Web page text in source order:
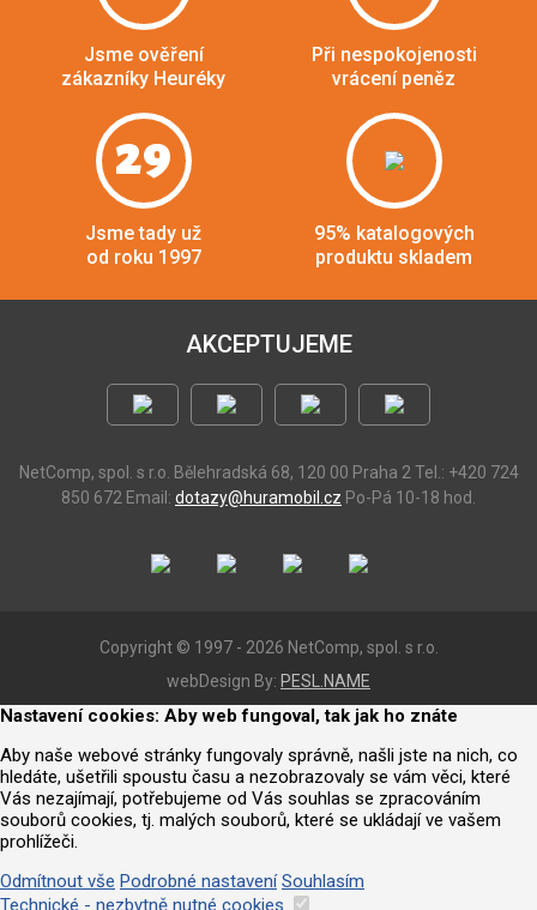
Jsme ověření
zákazníky Heuréky
Při nespokojenosti
vrácení peněz
29
Jsme tady už
od roku 1997
95% katalogových
produktu skladem
AKCEPTUJEME
NetComp, spol. s r.o. Bělehradská 68, 120 00 Praha 2 Tel.: +420 724
850 672 Email: dotazy@huramobil.cz Po-Pá 10-18 hod.
Copyright © 1997 - 2026 NetComp, spol. s r.o.
webDesign By: PESL.NAME
Nastavení cookies: Aby web fungoval, tak jak ho znáte
Aby naše webové stránky fungovaly správně, našli jste na nich, co
hledáte, ušetřili spoustu času a nezobrazovaly se vám věci, které
Vás nezajímají, potřebujeme od Vás souhlas se zpracováním
souborů cookies, tj. malých souborů, které se ukládají ve vašem
prohlížeči.
Odmítnout vše Podrobné nastavení Souhlasím
Technické - nezbytně nutné cookies